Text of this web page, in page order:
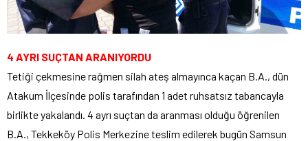
4 AYRI SUÇTAN ARANIYORDU
Tetiği çekmesine rağmen silah ateş almayınca kaçan B.A., dün
Atakum İlçesinde polis tarafından 1 adet ruhsatsız tabancayla
birlikte yakalandı. 4 ayrı suçtan da aranması olduğu öğrenilen
B.A., Tekkeköy Polis Merkezine teslim edilerek bugün Samsun